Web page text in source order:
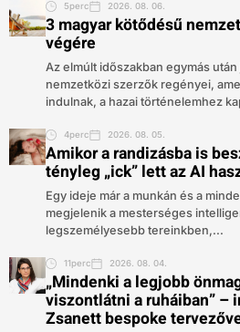
5perc 2026. 08. 06.
3 magyar kötődésű
végére
Az elmúlt időszakban egymás
nemzetközi szerzők regényei,
indulnak, a hazai történelemhez
4perc 2026. 08. 05.
Amikor a randizásba is
tényleg „ick” lett az AI
Egy ideje már a munkán és a
megjelenik a mesterséges
legszemélyesebb tereinkben,...
11perc 2026. 08. 04.
„Mindenki a legjobb
viszontlátni a ruháiban” –
Zsanett bespoke